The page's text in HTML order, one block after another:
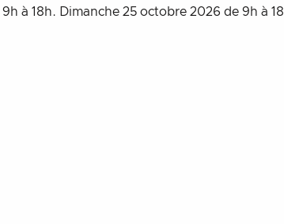
à 18h. Dimanche 25 octobre 2026 de 9h à